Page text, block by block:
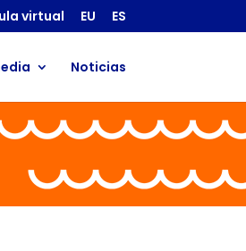
virtual EU ES
Noticias